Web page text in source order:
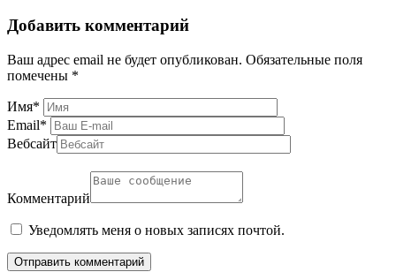
Добавить комментарий
Ваш адрес email не будет опубликован. Обязательные поля
помечены *
Имя*
Email*
Вебсайт
Комментарий
Уведомлять меня о новых записях почтой.